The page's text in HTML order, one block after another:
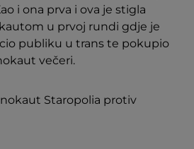
i ona prva i ova je stigla
u prvoj rundi gdje je
publiku u trans te pokupio
večeri.
Staropolia protiv